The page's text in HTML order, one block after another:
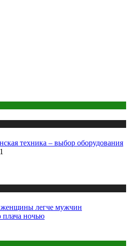
техника – выбор оборудования
женщины легче мужчин
плача ночью